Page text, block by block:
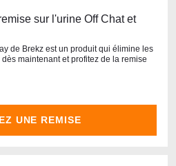
sur l'urine Off Chat et
de Brekz est un produit qui élimine les
maintenant et profitez de la remise
UNE REMISE